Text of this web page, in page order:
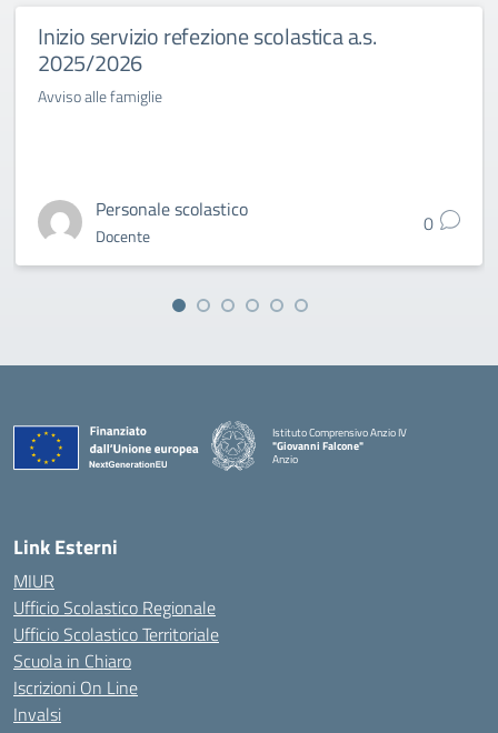
Inizio servizio refezione scolastica a.s.
2025/2026
Avviso alle famiglie
Personale scolastico
Docente 0
Istituto Comprensivo Anzio IV
"Giovanni Falcone"
Anzio
Link Esterni
MIUR
Ufficio Scolastico Regionale
Ufficio Scolastico Territoriale
Scuola in Chiaro
Iscrizioni On Line
Invalsi